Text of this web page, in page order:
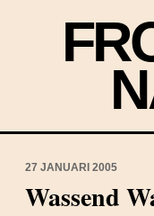
27 JANUARI 2005
Wassend